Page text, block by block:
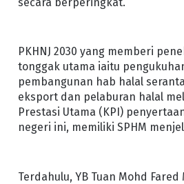
PKHNJ 2030 yang memberi
tonggak utama iaitu
pembangunan hab halal
eksport dan pelaburan halal
Prestasi Utama (KPI)
negeri ini, memiliki SPHM
Terdahulu, YB Tuan Mohd